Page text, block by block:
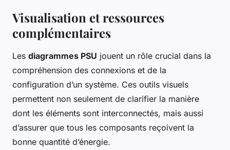
Visualisation et ressources
complémentaires
Les diagrammes PSU jouent un rôle crucial dans la
compréhension des connexions et de la
configuration d’un système. Ces outils visuels
permettent non seulement de clarifier la manière
dont les éléments sont interconnectés, mais aussi
d’assurer que tous les composants reçoivent la
bonne quantité d’énergie.